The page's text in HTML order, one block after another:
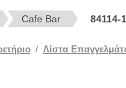
Cafe Bar 84114-1
/ Λίστα